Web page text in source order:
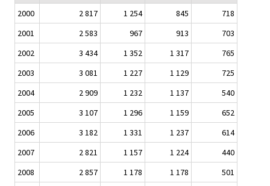
2000
2 817 1 254 845
718
2001
2 583 967 913
703
2002
3 434 1 352 1 317
765
2003
3 081 1 227 1 129
725
2004
2 909 1 232 1 137
540
2005
3 107 1 296 1 159
652
2006
3 182 1 331 1 237
614
2007
2 821 1 157 1 224
440
2008
2 857 1 178 1 178
501